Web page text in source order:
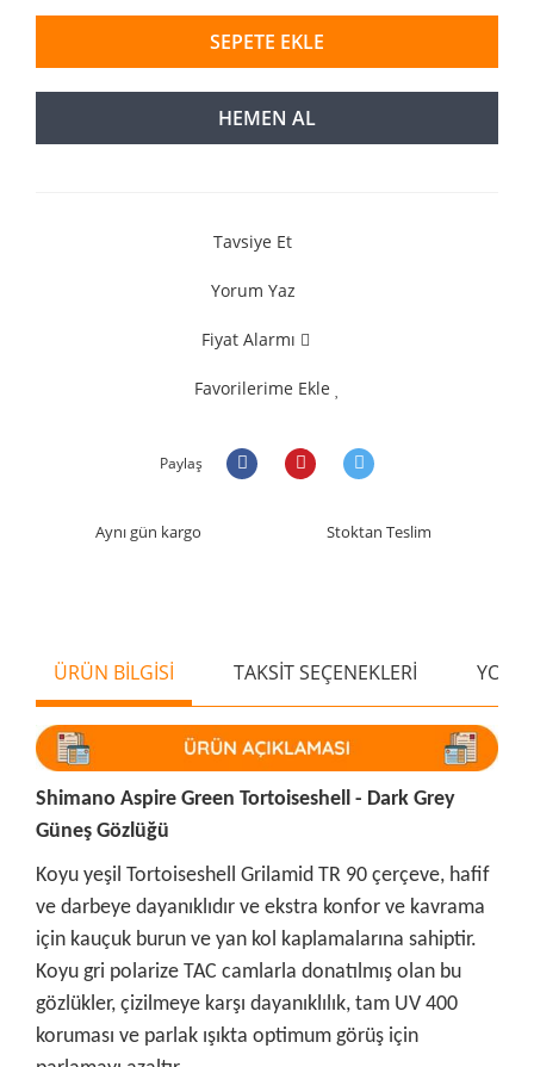
SEPETE EKLE
HEMEN AL
Tavsiye Et
Yorum Yaz
Fiyat Alarmı
Favorilerime Ekle
Paylaş
Aynı gün kargo Stoktan Teslim
ÜRÜN BİLGİSİ TAKSİT SEÇENEKLERİ
Shimano Aspire Green Tortoiseshell - Dark Grey
Güneş Gözlüğü
Koyu yeşil Tortoiseshell Grilamid TR 90 çerçeve, hafif
ve darbeye dayanıklıdır ve ekstra konfor ve kavrama
için kauçuk burun ve yan kol kaplamalarına sahiptir.
Koyu gri polarize TAC camlarla donatılmış olan bu
gözlükler, çizilmeye karşı dayanıklılık, tam UV 400
koruması ve parlak ışıkta optimum görüş için